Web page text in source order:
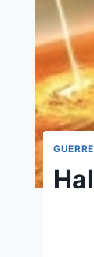
GUERRE